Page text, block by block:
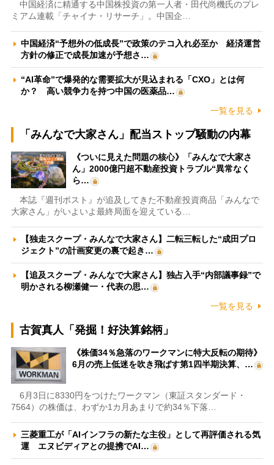
中国経済に精通する中国株投資の第一人者・田代尚機氏のプレ
ミアム連載「チャイナ・リサーチ」。中国企…
中国経済“予想外の低成長”で政策のテコ入れ必至か 経済運営
方針の修正で成長加速が予想さ…
“AI革命”で爆発的な需要拡大が見込まれる「CXO」とは何
か？ 高い競争力を持つ中国の医薬品…
一覧を見る
「みんなで大家さん」配当ストップ騒動の内幕
《ついに見えた問題の核心》「みんなで大家さ
ん」2000億円超不動産投資トラブル“異常なく
ら…
本誌『週刊ポスト』が追及してきた不動産投資商品「みんなで
大家さん」がいよいよ最終局面を迎えている…
【独走スクープ・みんなで大家さん】二転三転した“成田プロ
ジェクト”の計画変更の裏で起き…
【追及スクープ・みんなで大家さん】独占入手“内部議事録”で
明かされる柳瀬健一・代表の思…
一覧を見る
古賀真人「発掘！好決算銘柄」
《株価34％急落のワークマンに特大反転の期待》
6月の売上低迷を吹き飛ばす第1四半期決算、…
6月3日に8330円をつけたワークマン（東証スタンダード・
7564）の株価は、わずか1カ月あまりで約34％下落…
三菱重工が「AIインフラの新たな主役」として再評価される気
運 エヌビディアとの提携でAI…